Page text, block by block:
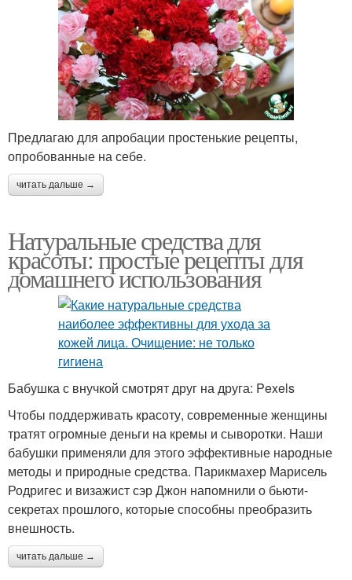
Предлагаю для апробации простенькие рецепты,
опробованные на себе.
читать дальше →
Натуральные средства для
красоты: простые рецепты для
домашнего использования
Бабушка с внучкой смотрят друг на друга: Pexels
Чтобы поддерживать красоту, современные женщины
тратят огромные деньги на кремы и сыворотки. Наши
бабушки применяли для этого эффективные народные
методы и природные средства. Парикмахер Марисель
Родригес и визажист сэр Джон напомнили о бьюти-
секретах прошлого, которые способны преобразить
внешность.
читать дальше →